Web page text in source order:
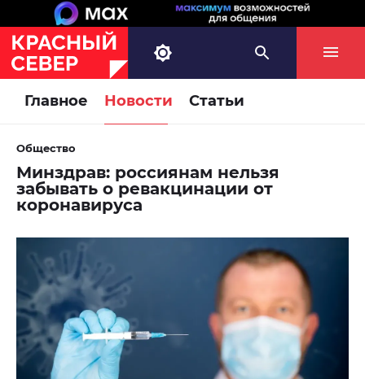
Главное Новости Статьи
Общество
Минздрав: россиянам нельзя
забывать о ревакцинации от
коронавируса